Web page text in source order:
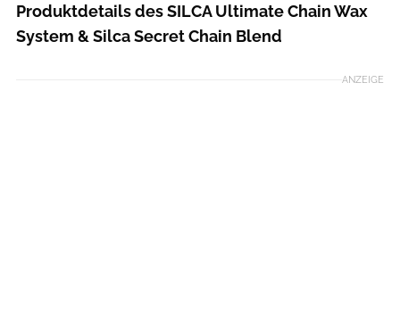
Produktdetails des SILCA Ultimate Chain Wax
System & Silca Secret Chain Blend
ANZEIGE